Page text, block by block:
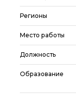
Регионы
Место работы
Должность
Образование